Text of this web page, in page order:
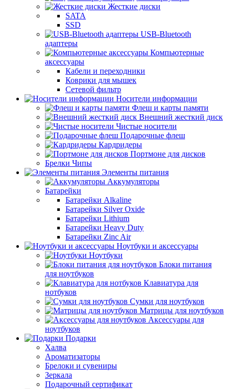
Жесткие диски
SATA
SSD
USB-Bluetooth
адаптеры
Компьютерные
аксессуары
Кабели и переходники
Коврики для мышек
Сетевой фильтр
Носители информации
Флеш и карты памяти
Внешний жесткий диск
Чистые носители
Подарочные флеш
Кардридеры
Портмоне для дисков
Брелки Чипы
Элементы питания
Аккумуляторы
Батарейки
Батарейки Alkaline
Батарейки Silver Oxide
Батарейки Lithium
Батарейки Heavy Duty
Батарейки Zinc Air
Ноутбуки и аксессуары
Ноутбуки
Блоки питания
для ноутбуков
Клавиатура для
нотбуков
Сумки для ноутбуков
Матрицы для ноутбуков
Аксессуары для
ноутбуков
Подарки
Халва
Ароматизаторы
Брелоки и сувениры
Зеркала
Подарочный сертификат